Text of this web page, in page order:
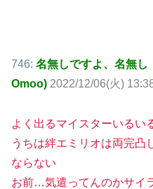
746: 名無しですよ、名無し
Omoo) 2022/12/06(火)
よく出るマイスターいるい
うちは絆エミリオは両完凸
ならない
お前…気遣ってんのかサイ